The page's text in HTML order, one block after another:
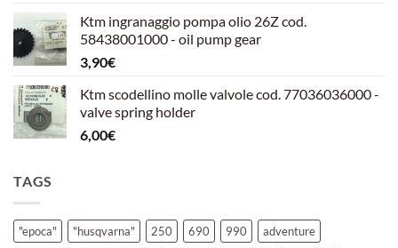
originale
era:
attuale
è:
Ktm ingranaggio pompa olio 26Z cod.
58438001000 - oil pump gear
3,90€
Ktm scodellino molle valvole cod. 77036036000 -
valve spring holder
6,00€
TAGS
"epoca" "husqvarna" 250 690 990
adventure